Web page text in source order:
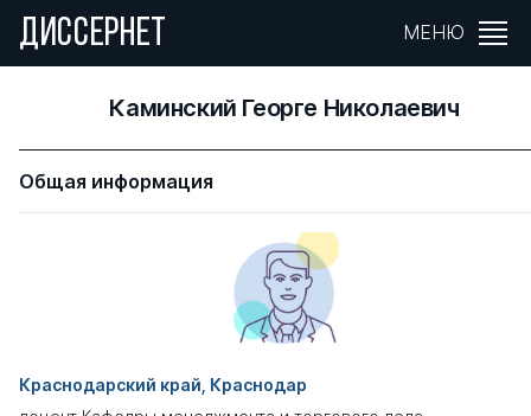
ДИССЕРНЕТ МЕНЮ
Каминский Георге Николаевич
Общая информация
Краснодарский край, Краснодар